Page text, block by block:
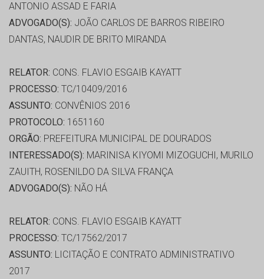
ANTONIO ASSAD E FARIA
ADVOGADO(S): JOÃO CARLOS DE BARROS RIBEIRO
DANTAS, NAUDIR DE BRITO MIRANDA
RELATOR: CONS. FLAVIO ESGAIB KAYATT
PROCESSO: TC/10409/2016
ASSUNTO: CONVÊNIOS 2016
PROTOCOLO: 1651160
ORGÃO: PREFEITURA MUNICIPAL DE DOURADOS
INTERESSADO(S): MARINISA KIYOMI MIZOGUCHI, MURILO
ZAUITH, ROSENILDO DA SILVA FRANÇA
ADVOGADO(S): NÃO HÁ
RELATOR: CONS. FLAVIO ESGAIB KAYATT
PROCESSO: TC/17562/2017
ASSUNTO: LICITAÇÃO E CONTRATO ADMINISTRATIVO
2017